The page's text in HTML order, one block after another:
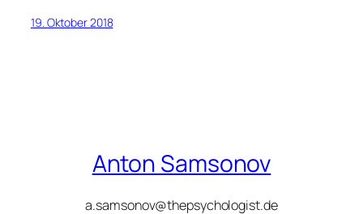
19. Oktober 2018
Anton Samsonov
a.samsonov@thepsychologist.de